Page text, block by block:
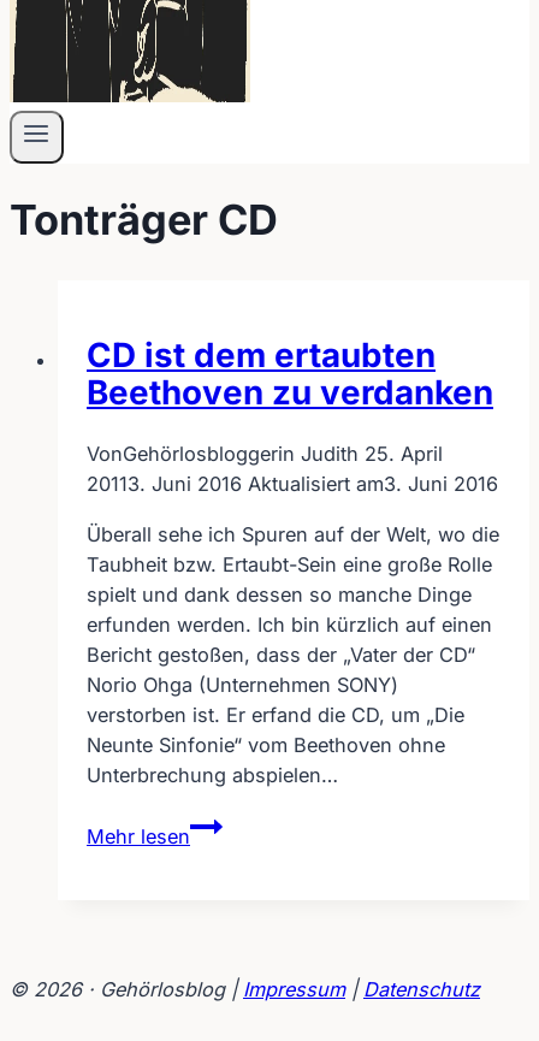
Tonträger CD
CD ist dem ertaubten
Beethoven zu verdanken
VonGehörlosbloggerin Judith 25. April
20113. Juni 2016 Aktualisiert am3. Juni 2016
Überall sehe ich Spuren auf der Welt, wo die
Taubheit bzw. Ertaubt-Sein eine große Rolle
spielt und dank dessen so manche Dinge
erfunden werden. Ich bin kürzlich auf einen
Bericht gestoßen, dass der „Vater der CD“
Norio Ohga (Unternehmen SONY)
verstorben ist. Er erfand die CD, um „Die
Neunte Sinfonie“ vom Beethoven ohne
Unterbrechung abspielen…
Mehr lesen
CD
ist
verdanken
© 2026 · Gehörlosblog | Impressum| Datenschutz